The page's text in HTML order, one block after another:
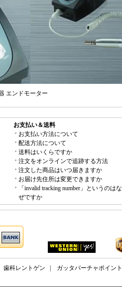
エンドモーター
お支払い＆送料
お支払い方法について
配送方法について
送料はいくらですか
注文をオンラインで追跡する方法
注文した商品はいつ届きますか
お届け先住所は変更できますか
「invalid tracking number」というのはな
ぜですか
歯科レントゲン ガッタパーチャポイント